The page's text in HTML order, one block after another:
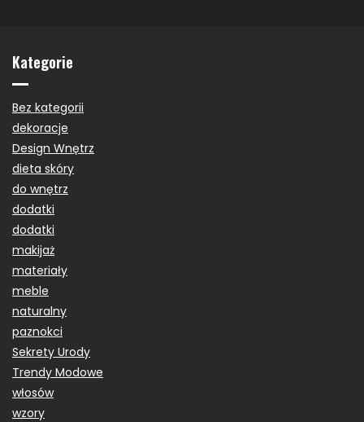
Kategorie
Bez kategorii
dekoracje
Design Wnętrz
dieta skóry
do wnętrz
dodatki
dodatki
makijaż
materiały
meble
naturalny
paznokci
Sekrety Urody
Trendy Modowe
włosów
wzory